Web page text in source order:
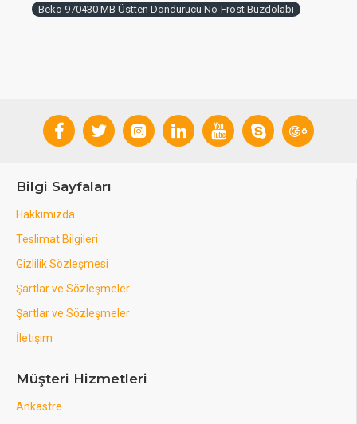
Beko 970430 MB Üstten Dondurucu No-Frost Buzdolabı
Bilgi Sayfaları
Hakkımızda
Teslimat Bilgileri
Gizlilik Sözleşmesi
Şartlar ve Sözleşmeler
Şartlar ve Sözleşmeler
İletişim
Müşteri Hizmetleri
Ankastre